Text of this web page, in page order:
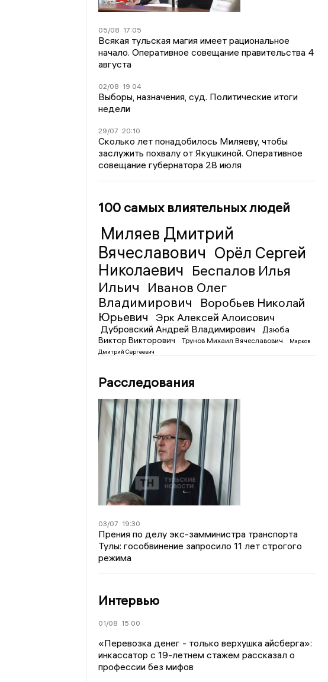
05/08 17:05
Всякая тульская магия имеет рациональное
начало. Оперативное совещание правительства 4
августа
02/08 19:04
Выборы, назначения, суд. Политические итоги
недели
29/07 20:10
Сколько лет понадобилось Миляеву, чтобы
заслужить похвалу от Якушкиной. Оперативное
совещание губернатора 28 июля
100 самых влиятельных людей
Миляев Дмитрий
Вячеславович Орёл Сергей
Николаевич Беспалов Илья
Ильич
Иванов Олег
Владимирович
Воробьев Николай
Юрьевич
Эрк Алексей Алоисович
Дубровский Андрей Владимирович
Дзюба
Виктор Викторович
Трунов Михаил Вячеславович
Марков
Дмитрий Сергеевич
Расследования
03/07 19:30
Прения по делу экс-замминистра транспорта
Тулы: гособвинение запросило 11 лет строгого
режима
Интервью
01/08 15:00
«Перевозка денег - только верхушка айсберга»:
инкассатор с 19-летнем стажем рассказал о
профессии без мифов